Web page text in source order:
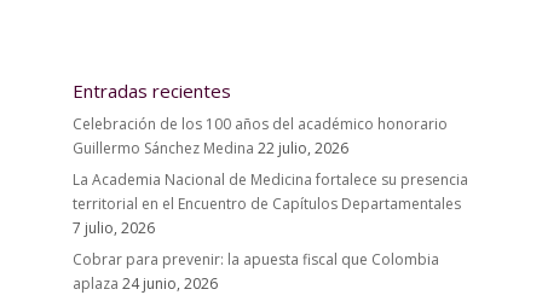
Entradas recientes
Celebración de los 100 años del académico honorario
Guillermo Sánchez Medina 22 julio, 2026
La Academia Nacional de Medicina fortalece su presencia
territorial en el Encuentro de Capítulos Departamentales
7 julio, 2026
Cobrar para prevenir: la apuesta fiscal que Colombia
aplaza 24 junio, 2026